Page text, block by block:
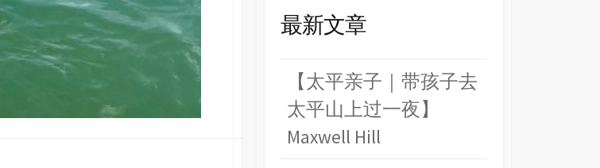
最新文章
【太平亲子｜带孩子去
太平山上过一夜】
Maxwell Hill